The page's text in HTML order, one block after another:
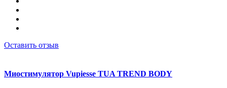
Оставить отзыв
Миостимулятор Vupiesse TUA TREND BODY